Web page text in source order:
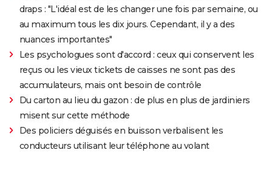
draps : "L'idéal est de les changer une fois par semaine, ou
au maximum tous les dix jours. Cependant, il y a des
nuances importantes"
Les psychologues sont d'accord : ceux qui conservent les
reçus ou les vieux tickets de caisses ne sont pas des
accumulateurs, mais ont besoin de contrôle
Du carton au lieu du gazon : de plus en plus de jardiniers
misent sur cette méthode
Des policiers déguisés en buisson verbalisent les
conducteurs utilisant leur téléphone au volant